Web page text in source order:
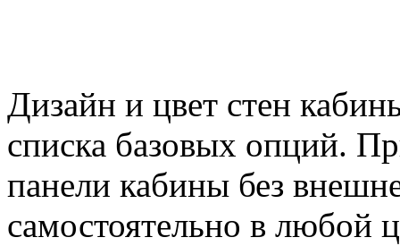
Дизайн и цвет стен
списка базовых опций.
панели кабины без
самостоятельно в любой